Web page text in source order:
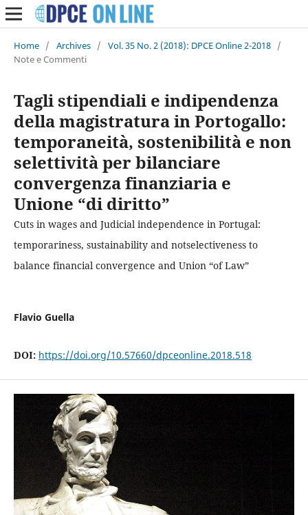
Home / Archives / Vol. 35 No. 2 (2018): DPCE Online 2-2018 /
Note e Commenti
Tagli stipendiali e indipendenza
della magistratura in Portogallo:
temporaneità, sostenibilità e non
selettività per bilanciare
convergenza finanziaria e
Unione “di diritto”
Cuts in wages and Judicial independence in Portugal:
temporariness, sustainability and notselectiveness to
balance financial convergence and Union “of Law”
Flavio Guella
DOI: https://doi.org/10.57660/dpceonline.2018.518